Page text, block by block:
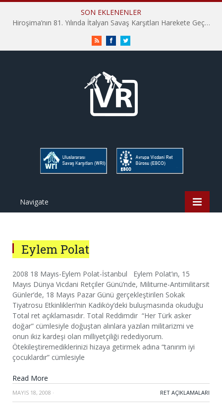
SON EKLENENLER
Hiroşima’nın 81. Yılında İtalyan Savaş Karşıtları Harekete Geçti: “Hatırlamak yeterli değil”
RSS FacebookTwitter
Navigate
Eylem Polat
2008 18 Mayıs-Eylem Polat-İstanbul Eylem Polat’ın, 15
Mayıs Dünya Vicdani Retçiler Günü’nde, Militurne-Antimilitarsit
Günler’de, 18 Mayıs Pazar Günü gerçekleştirilen Sokak
Tiyatrosu Etkinlikleri’nin Kadiköy’deki buluşmasında okuduğu
Total ret açıklamasıdır. Total Reddimdir “Her Türk asker
doğar” cümlesiyle doğuştan alınlara yazılan militarizmi ve
onun ikiz kardeşi olan milliyetçiliği redediyorum.
Ötekileştiremediklerinizi hizaya getirmek adına “tanırım iyi
çocuklardır” cümlesiyle
Read More
MAYIS 18, 2008 · RET AÇIKLAMALARI